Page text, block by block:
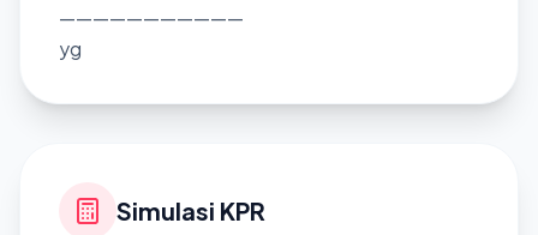
———————————
yg
Simulasi KPR